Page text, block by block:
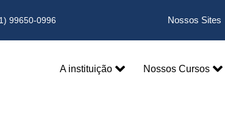
99650-0996 Nossos Sites
A instituição Nossos Cursos